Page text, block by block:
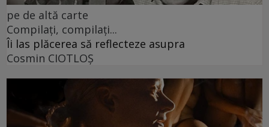
pe de altă carte
Compilați, compilați...
Îi las plăcerea să reflecteze asupra
Cosmin CIOTLOŞ